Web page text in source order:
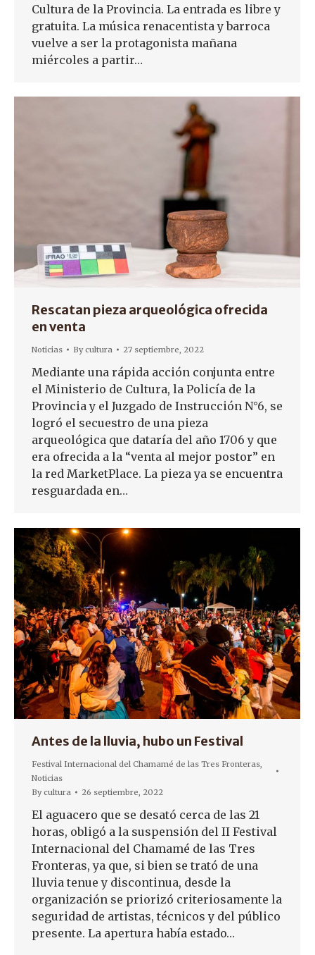
Cultura de la Provincia. La entrada es libre y
gratuita. La música renacentista y barroca
vuelve a ser la protagonista mañana
miércoles a partir…
Rescatan pieza arqueológica ofrecida
en venta
Noticias Bycultura 27 septiembre, 2022
Mediante una rápida acción conjunta entre
el Ministerio de Cultura, la Policía de la
Provincia y el Juzgado de Instrucción N°6, se
logró el secuestro de una pieza
arqueológica que dataría del año 1706 y que
era ofrecida a la “venta al mejor postor” en
la red MarketPlace. La pieza ya se encuentra
resguardada en…
Antes de la lluvia, hubo un Festival
Festival Internacional del Chamamé de las Tres Fronteras,
Noticias
Bycultura 26 septiembre, 2022
El aguacero que se desató cerca de las 21
horas, obligó a la suspensión del II Festival
Internacional del Chamamé de las Tres
Fronteras, ya que, si bien se trató de una
lluvia tenue y discontinua, desde la
organización se priorizó criteriosamente la
seguridad de artistas, técnicos y del público
presente. La apertura había estado…